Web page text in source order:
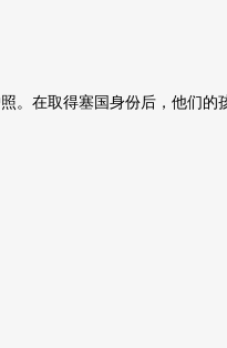
在取得塞国身份后，他们